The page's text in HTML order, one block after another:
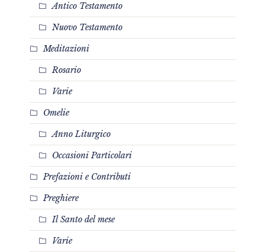
Antico Testamento
Nuovo Testamento
Meditazioni
Rosario
Varie
Omelie
Anno Liturgico
Occasioni Particolari
Prefazioni e Contributi
Preghiere
Il Santo del mese
Varie